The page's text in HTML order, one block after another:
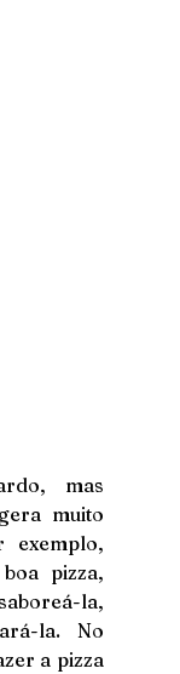
mas
muito
exemplo,
pizza,
la,
la. No
a pizza